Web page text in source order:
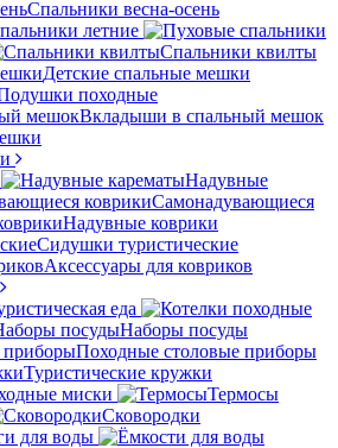
Спальники весна-осень
летние
Спальники квилты
Детские спальные мешки
походные
Вкладыши в спальный мешок
Надувные
Самонадувающиеся
Надувные коврики
Сидушки туристические
Аксессуары для ковриков
еда
Наборы посуды
Походные столовые приборы
Туристические кружки
миски
Термосы
Сковородки
для воды